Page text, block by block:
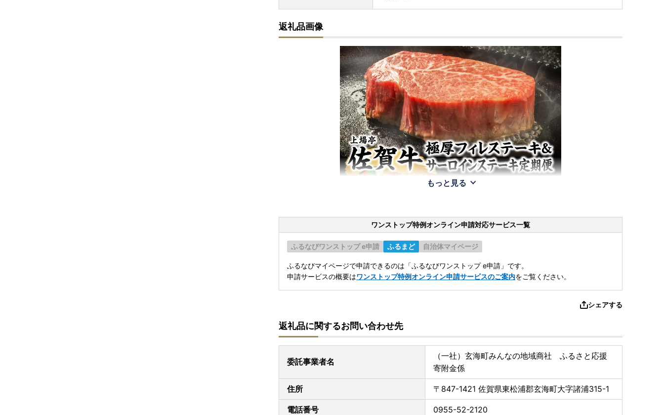
返礼品画像
もっと見る
ワンストップ特例オンライン申請対応サービス一覧
ふるなびワンストップ e申請 ふるまど 自治体マイページ
ふるなびマイページで申請できるのは「ふるなびワンストップ e申請」です。
申請サービスの概要はワンストップ特例オンライン申請サービスのご案内をご覧ください。
シェアする
返礼品に関するお問い合わせ先
委託事業者名
（一社）玄海町みんなの地域商社 ふるさと応援
寄附金係
住所 〒847-1421 佐賀県東松浦郡玄海町大字諸浦315-1
電話番号 0955-52-2120